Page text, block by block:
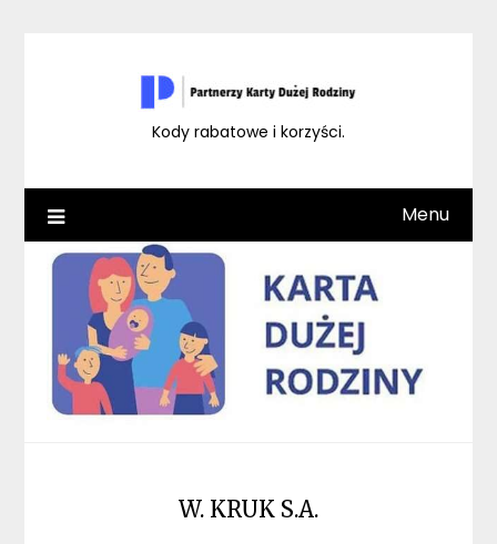
Kody rabatowe i korzyści.
Menu
W. KRUK S.A.